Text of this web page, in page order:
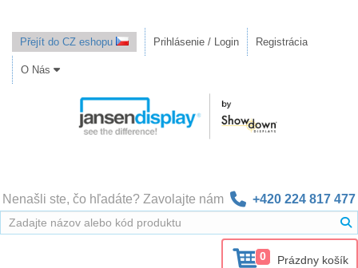
Přejít do CZ eshopu Prihlásenie / Login Registrácia
O Nás
Nenašli ste, čo hľadáte? Zavolajte nám +420 224 817 477
0 Prázdny košík